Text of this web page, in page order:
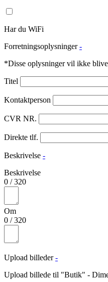
Har du WiFi
Forretningsoplysninger -
*Disse oplysninger vil ikke
Titel
Kontaktperson
CVR NR.
Direkte tlf.
Beskrivelse -
Beskrivelse
0 /320
Om
0 /320
Upload billeder -
Upload billede til "Butik" -